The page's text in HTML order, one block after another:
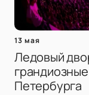
13 мая
Ледовый
Петербурга